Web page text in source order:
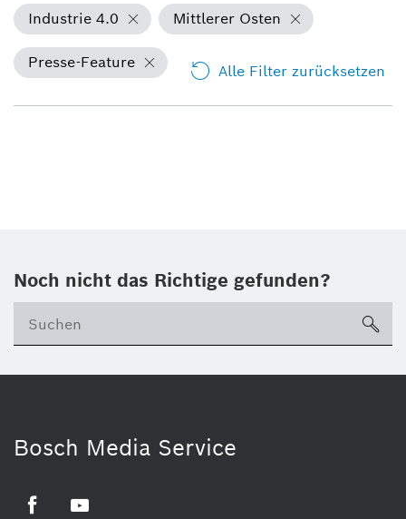
Industrie 4.0 Mittlerer Osten
Presse-Feature Alle Filter zurücksetzen
Noch nicht das Richtige gefunden?
Bosch Media Service